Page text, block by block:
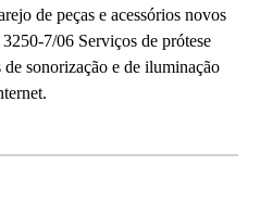
de peças e acessórios novos
7/06 Serviços de prótese
sonorização e de iluminação